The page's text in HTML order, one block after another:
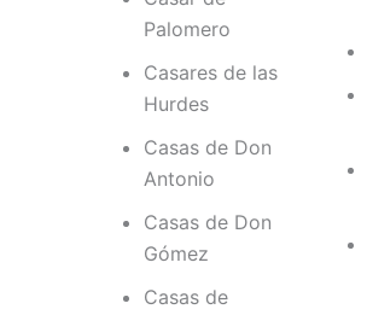
Palomero
Casares de las
Hurdes
Casas de Don
Antonio
Casas de Don
Gómez
Casas de